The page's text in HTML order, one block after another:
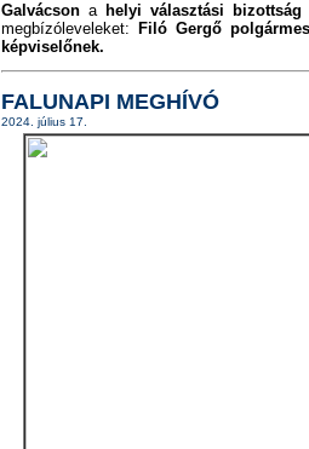
Galvácson a helyi választási bizottság
megbízóleveleket:
Filó Gergő
képviselőnek.
FALUNAPI MEGHÍVÓ
2024. július 17.